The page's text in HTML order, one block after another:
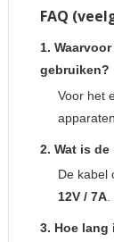
FAQ
1.
gebruiken?
Voor het
2. Wat is
De kabel
12V / 7A.
3. Hoe lang